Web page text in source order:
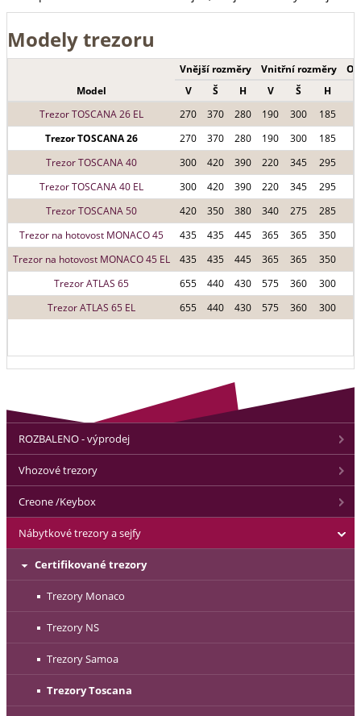
Modely trezoru
Model
Vnější rozměry Vnitřní rozměry
V
Š H V Š H
Trezor TOSCANA 26 EL
270 370 280 190 300 185
Trezor TOSCANA 26
270 370 280 190 300 185
Trezor TOSCANA 40
300 420 390 220 345 295
Trezor TOSCANA 40 EL
300 420 390 220 345 295
Trezor TOSCANA 50
420 350 380 340 275 285
Trezor na hotovost MONACO 45
435 435 445 365 365 350
Trezor na hotovost MONACO 45 EL
435 435 445 365 365 350
Trezor ATLAS 65
655 440 430 575 360 300
Trezor ATLAS 65 EL
655 440 430 575 360 300
ROZBALENO - výprodej
Vhozové trezory
Creone /Keybox
Nábytkové trezory a sejfy
Certifikované trezory
Trezory Monaco
Trezory NS
Trezory Samoa
Trezory Toscana